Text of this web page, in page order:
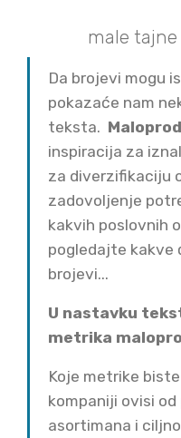
male
Da brojevi mogu
pokazaće nam
teksta.
inspiracija za
za diverzifikaciju
zadovoljenje
kakvih poslovnih
pogledajte kakve
brojevi...
U nastavku
metrika
Koje metrike
kompaniji ovisi
asortimana i